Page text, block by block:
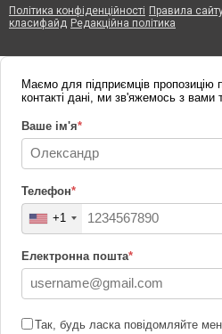
Політика конфіденційності Правила
класифайд Редакційна політика
Маємо для підприємців пропозицію
контакті дані, ми зв'яжемось з вами
Ваше ім'я*
Телефон*
+1
Електронна пошта*
Так, будь ласка повідомляйте